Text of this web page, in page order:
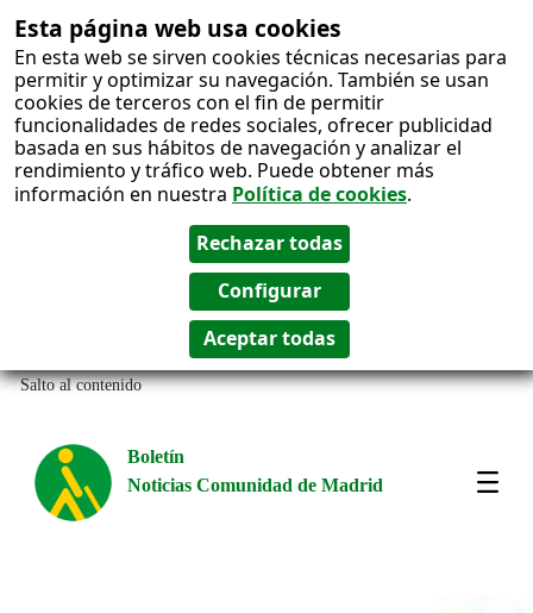
Esta página web usa cookies
En esta web se sirven cookies técnicas necesarias para
permitir y optimizar su navegación. También se usan
cookies de terceros con el fin de permitir
funcionalidades de redes sociales, ofrecer publicidad
basada en sus hábitos de navegación y analizar el
rendimiento y tráfico web. Puede obtener más
información en nuestra Política de cookies.
Salto al contenido
Boletín
Noticias Comunidad de Madrid